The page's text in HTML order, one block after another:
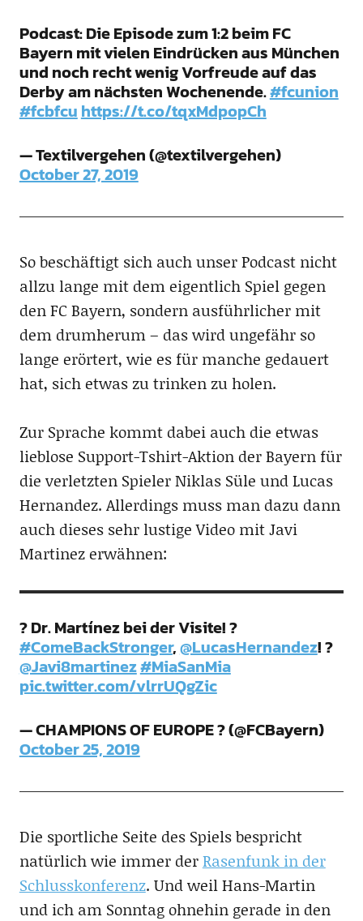
Podcast: Die Episode zum 1:2 beim FC
Bayern mit vielen Eindrücken aus München
und noch recht wenig Vorfreude auf das
Derby am nächsten Wochenende.#fcunion
#fcbfcuhttps://t.co/tqxMdpopCh
— Textilvergehen (@textilvergehen)
October 27, 2019
So beschäftigt sich auch unser Podcast nicht
allzu lange mit dem eigentlich Spiel gegen
den FC Bayern, sondern ausführlicher mit
dem drumherum – das wird ungefähr so
lange erörtert, wie es für manche gedauert
hat, sich etwas zu trinken zu holen.
Zur Sprache kommt dabei auch die etwas
lieblose Support-Tshirt-Aktion der Bayern für
die verletzten Spieler Niklas Süle und Lucas
Hernandez. Allerdings muss man dazu dann
auch dieses sehr lustige Video mit Javi
Martinez erwähnen:
? Dr. Martínez bei der Visite! ?
#ComeBackStronger,@LucasHernandez! ?
@Javi8martinez#MiaSanMia
pic.twitter.com/vlrrUQgZic
— CHAMPIONS OF EUROPE ? (@FCBayern)
October 25, 2019
Die sportliche Seite des Spiels bespricht
natürlich wie immer derRasenfunk in der
Schlusskonferenz. Und weil Hans-Martin
und ich am Sonntag ohnehin gerade in den